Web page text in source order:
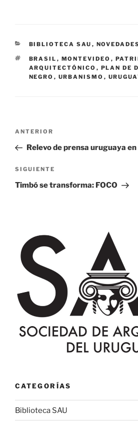
CATEGORÍAS
BIBLIOTECA SAU ,
ETIQUETAS
BRASIL , MONTEVIDEO ,
ARQUITECTÓNICO , PLAN DE
NEGRO , URBANISMO ,
Navegación
entradas
Entrada
anterior:
ANTERIOR
Relevo de prensa uruguaya
Siguiente
entrada
SIGUIENTE
Timbó se transforma: FOCO
CATEGORÍAS
Biblioteca SAU